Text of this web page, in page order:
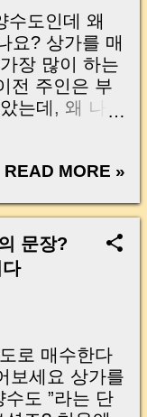
밍 2) 업종 코
관리와 사업
택 비과세를
략 정리하며:
한 한 가지
Term
a
Risks
Not Register
Final
받습니다.
. 주변에서 다
자 는 꼭 ...
수도인데 왜
요? 상가를 매
장 많이 하는
전 주인은 부
는데, 왜 나는
간이과세자
물주가 인수
가세 포함)을
죠. 게다가 임
예: 학원, 병
를 공제받을
그대로 이어
하는 질문도
지만 세법은
업은 이어받
READ MORE »
문장?
로 매수한다
보세요 상가를
수도 ”라는 단